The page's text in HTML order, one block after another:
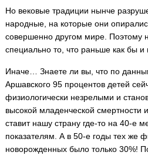
Но вековые традиции нынче
народные, на которые они
совершенно другом мире. Поэтому
специально то, что раньше как бы
Иначе… Знаете ли вы, что по
Аршавского 95 процентов детей
физиологически незрелыми и
высокой младенческой смертности
ставит нашу страну где-то на 40-е
показателям. А в 50-е годы тех же
новорожденных было только 30%!